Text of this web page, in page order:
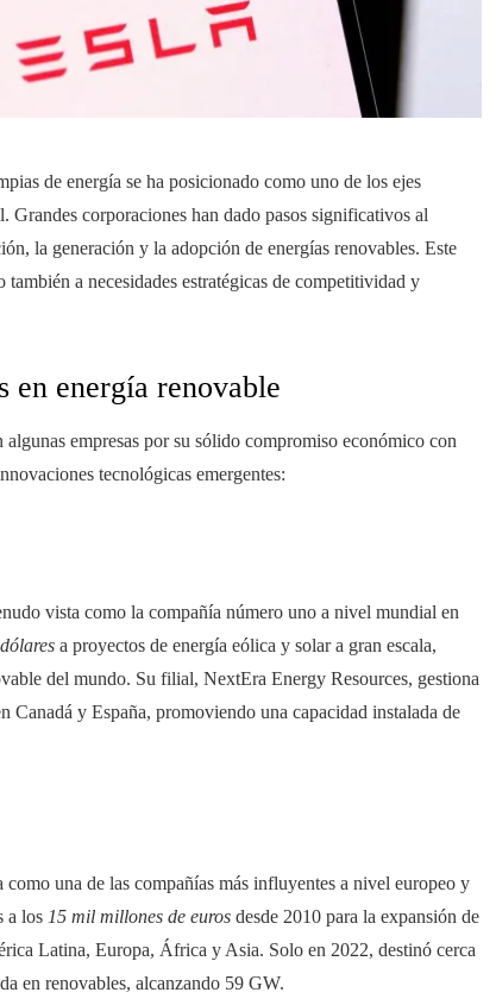
de energía se ha posicionado como uno de los ejes
Grandes corporaciones han dado pasos significativos al
la generación y la adopción de energías renovables. Este
a necesidades estratégicas de competitividad y
en energía renovable
empresas por su sólido compromiso económico con
tecnológicas emergentes:
vista como la compañía número uno a nivel mundial en
a proyectos de energía eólica y solar a gran escala,
del mundo. Su filial, NextEra Energy Resources, gestiona
Canadá y España, promoviendo una capacidad instalada de
una de las compañías más influyentes a nivel europeo y
a los 15 mil millones de euros desde 2010 para la expansión de
Latina, Europa, África y Asia. Solo en 2022, destinó cerca
en renovables, alcanzando 59 GW.